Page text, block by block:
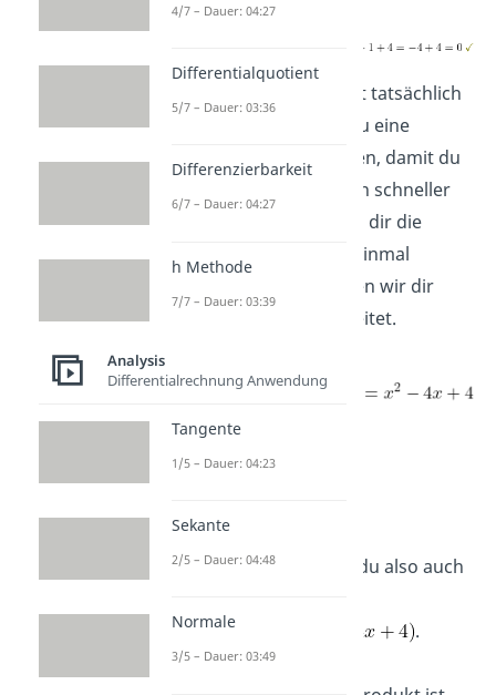
Deine erste Nullstelle ist tatsächlich
=-1. Jetzt kannst du eine
Polynomdivision rechnen, damit du
die restlichen Nullstellen schneller
finden kannst. Wenn du dir die
Polynomdivision noch einmal
anschauen magst, haben wir dir
vorbereitet.
Deine Funktion kannst du also auch
.
Warum hilft dir die
4/7 – Dauer: 04:27
Differentialquotient
5/7 – Dauer: 03:36
Differenzierbarkeit
6/7 – Dauer: 04:27
h Methode
7/7 – Dauer: 03:39
Analysis
Differentialrechnung Anwendung
Tangente
1/5 – Dauer: 04:23
Sekante
2/5 – Dauer: 04:48
Normale
3/5 – Dauer: 03:49